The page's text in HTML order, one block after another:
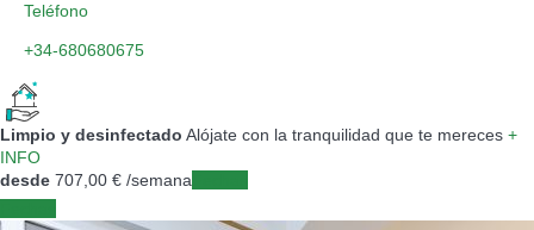
Teléfono
+34-680680675
Limpio y desinfectado Alójate con la tranquilidad que te mereces +
INFO
desde 707, 00 € /semana